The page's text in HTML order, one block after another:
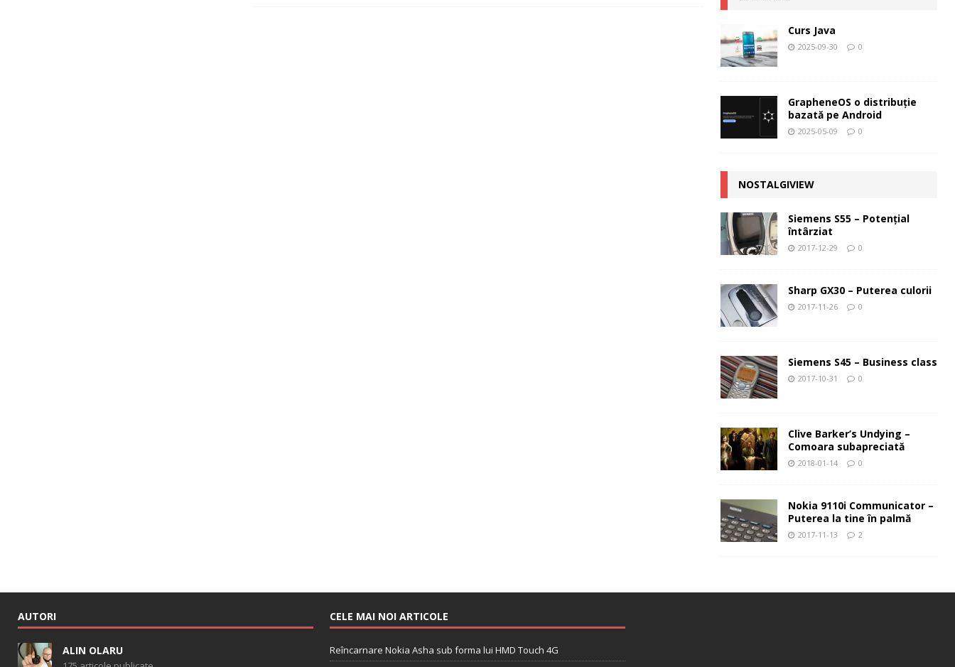
Curs Java
2025-09-30 0
GrapheneOS o distribuție
bazată pe Android
2025-05-09 0
NOSTALGIVIEW
Siemens S55 – Potenţial
întârziat
2017-12-29 0
Sharp GX30 – Puterea culorii
2017-11-26 0
Siemens S45 – Business class
2017-10-31 0
Clive Barker’s Undying –
Comoara subapreciată
2018-01-14 0
Nokia 9110i Communicator –
Puterea la tine în palmă
2017-11-13 2
AUTORI
ALIN OLARU
CELE MAI NOI ARTICOLE
Reîncarnare Nokia Asha sub forma lui HMD Touch 4G